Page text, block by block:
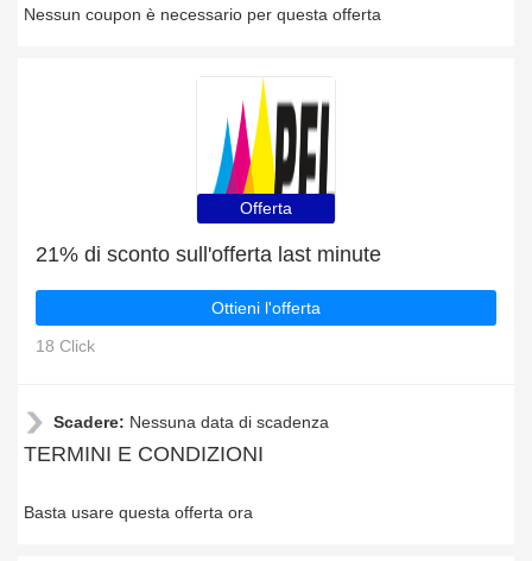
Nessun coupon è necessario per questa offerta
Offerta
21% di sconto sull'offerta last minute
Ottieni l'offerta
18 Click
Scadere: Nessuna data di scadenza
TERMINI E CONDIZIONI
Basta usare questa offerta ora